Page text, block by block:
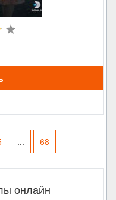
... 68
онлайн